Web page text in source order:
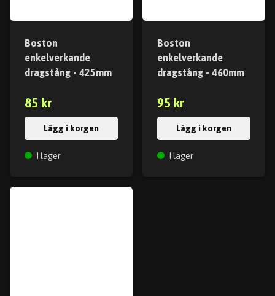
Boston
enkelverkande
dragstång - 425mm
85 kr
Lägg i korgen
I lager
Boston
enkelverkande
dragstång - 460mm
95 kr
Lägg i korgen
I lager